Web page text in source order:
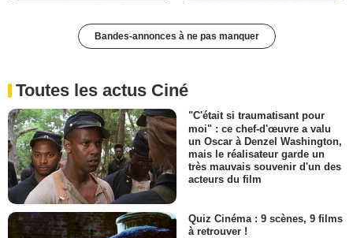
Bandes-annonces à ne pas manquer
Toutes les actus Ciné
"C'était si traumatisant pour
moi" : ce chef-d'œuvre a valu
un Oscar à Denzel Washington,
mais le réalisateur garde un
très mauvais souvenir d'un des
acteurs du film
Quiz Cinéma : 9 scènes, 9 films
à retrouver !